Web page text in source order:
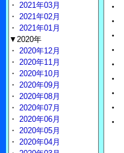
・
・
・
・
・
・
・
・
・
・ 2021年03月
・ 2021年02月
・ 2021年01月
▼2020年
・ 2020年12月
・ 2020年11月
・ 2020年10月
・ 2020年09月
・ 2020年08月
・ 2020年07月
・ 2020年06月
・ 2020年05月
・ 2020年04月